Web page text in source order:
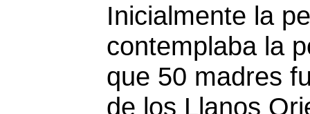
Inicialmente la
contemplaba la
que 50 madres
de los Llanos